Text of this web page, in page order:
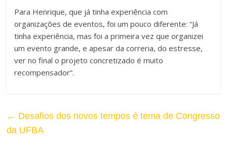
Para Henrique, que já tinha experiência com
organizações de eventos, foi um pouco diferente: “Já
tinha experiência, mas foi a primeira vez que organizei
um evento grande, e apesar da correria, do estresse,
ver no final o projeto concretizado é muito
recompensador”.
← Desafios dos novos tempos é tema de Congresso
da UFBA